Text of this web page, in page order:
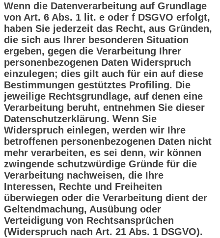
Wenn die Datenverarbeitung auf Grundlage
von Art. 6 Abs. 1 lit. e oder f DSGVO erfolgt,
haben Sie jederzeit das Recht, aus Gründen,
die sich aus Ihrer besonderen Situation
ergeben, gegen die Verarbeitung Ihrer
personenbezogenen Daten Widerspruch
einzulegen; dies gilt auch für ein auf diese
Bestimmungen gestütztes Profiling. Die
jeweilige Rechtsgrundlage, auf denen eine
Verarbeitung beruht, entnehmen Sie dieser
Datenschutzerklärung. Wenn Sie
Widerspruch einlegen, werden wir Ihre
betroffenen personenbezogenen Daten nicht
mehr verarbeiten, es sei denn, wir können
zwingende schutzwürdige Gründe für die
Verarbeitung nachweisen, die Ihre
Interessen, Rechte und Freiheiten
überwiegen oder die Verarbeitung dient der
Geltendmachung, Ausübung oder
Verteidigung von Rechtsansprüchen
(Widerspruch nach Art. 21 Abs. 1 DSGVO).